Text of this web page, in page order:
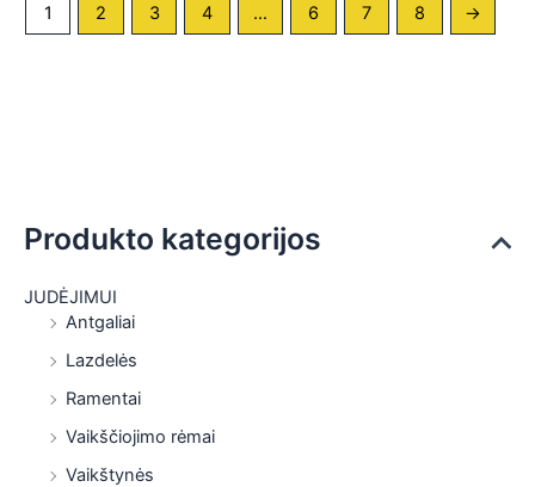
Produkto kategorijos
JUDĖJIMUI
Antgaliai
Lazdelės
Ramentai
Vaikščiojimo rėmai
Vaikštynės
1 2 3 4 … 6 7 8 →